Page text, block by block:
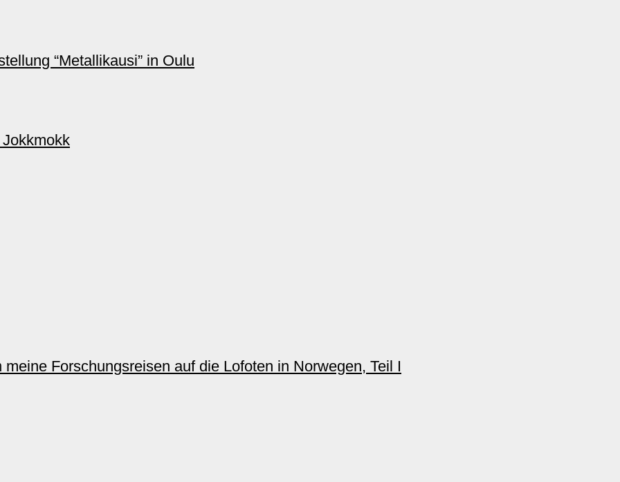
“Metallikausi” in Oulu
Forschungsreisen auf die Lofoten in Norwegen, Teil I